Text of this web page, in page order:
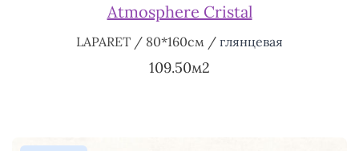
Atmosphere Cristal
LAPARET / 80*160см / глянцевая
109.50м2